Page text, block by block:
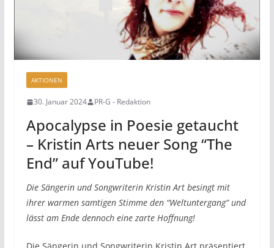
AKTIONEN
30. Januar 2024 PR-G - Redaktion
Apocalypse in Poesie getaucht
– Kristin Arts neuer Song “The
End” auf YouTube!
Die Sängerin und Songwriterin Kristin Art besingt mit
ihrer warmen samtigen Stimme den “Weltuntergang” und
lässt am Ende dennoch eine zarte Hoffnung!